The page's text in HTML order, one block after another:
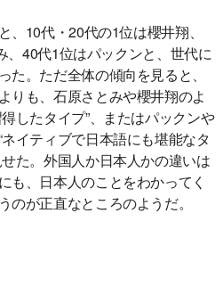
10代・20代の1位は櫻井翔、
、40代1位はパックンと、世代に
た。ただ全体の傾向を見ると、
りも、石原さとみや櫻井翔のよ
したタイプ”、またはパックンや
イティブで日本語にも堪能なタ
た。外国人か日本人かの違いは
も、日本人のことをわかってく
が正直なところのようだ。